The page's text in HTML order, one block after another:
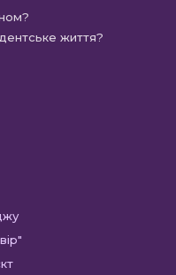
життя?